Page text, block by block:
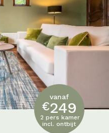
vanaf
€249
2 pers kamer
incl. ontbijt